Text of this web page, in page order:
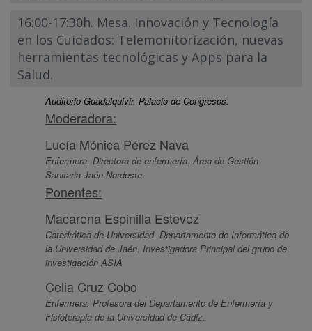
16:00-17:30h. Mesa. Innovación y Tecnología
en los Cuidados: Telemonitorización, nuevas
herramientas tecnológicas y Apps para la
Salud.
Auditorio Guadalquivir. Palacio de Congresos.
Moderadora:
Lucía Mónica Pérez Nava
Enfermera. Directora de enfermería. Área de Gestión
Sanitaria Jaén Nordeste
Ponentes:
Macarena Espinilla Estevez
Catedrática de Universidad. Departamento de Informática de
la Universidad de Jaén. Investigadora Principal del grupo de
investigación ASIA
Celia Cruz Cobo
Enfermera. Profesora del Departamento de Enfermería y
Fisioterapia de la Universidad de Cádiz.